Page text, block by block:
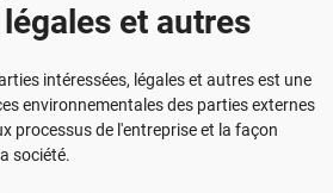
et autres
intéressées, légales et autres est une
environnementales des parties externes
processus de l'entreprise et la façon
société.